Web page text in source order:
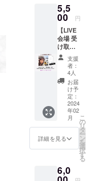
せ。 ※
生誕祭
LIVE で
したら
いつで
もお受
け取り
頂けま
す。 ※
白ベー
スス
テッ
カー、
8.6cm×
9.5cm
の中に
取って
頂けま
すよ
う、配
送ver.も
ご用意
致しま
した。※
送料込
み 生誕
祭以降
の発送
となり
ますの
で当日
受け取
りが可
け取り
ver.をご
5,5
00 円
【LIVE
会場 受
け取
り】全
メン
バーの
「座右
の銘」
入り卓
上リン
グカレ
ンダー
です。
SNS 未
公開写
が手書
きでそ
支援
者：
4人
お届
け予
定：
2024
年02
月
詳細を見る
こ
の
リ
タ
ー
ン
を
選
択
す
る
6,0